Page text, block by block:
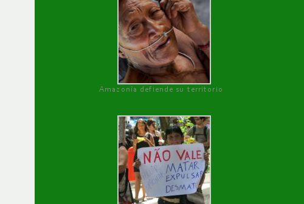
Amazonía defiende su territorio